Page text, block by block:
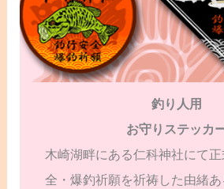
釣り人用
お守りステッカ
木崎湖畔にある仁科神社にて
全・爆釣祈願を祈祷した由緒あ